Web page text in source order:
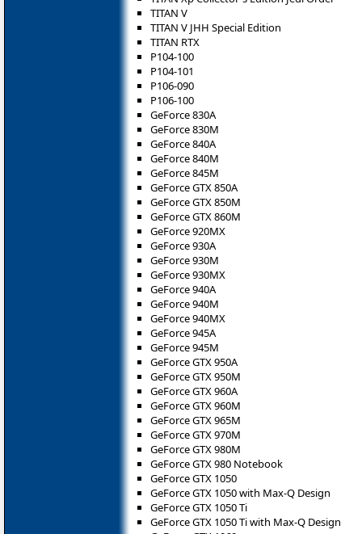
TITAN V
TITAN V JHH Special Edition
TITAN RTX
P104-100
P104-101
P106-090
P106-100
GeForce 830A
GeForce 830M
GeForce 840A
GeForce 840M
GeForce 845M
GeForce GTX 850A
GeForce GTX 850M
GeForce GTX 860M
GeForce 920MX
GeForce 930A
GeForce 930M
GeForce 930MX
GeForce 940A
GeForce 940M
GeForce 940MX
GeForce 945A
GeForce 945M
GeForce GTX 950A
GeForce GTX 950M
GeForce GTX 960A
GeForce GTX 960M
GeForce GTX 965M
GeForce GTX 970M
GeForce GTX 980M
GeForce GTX 980 Notebook
GeForce GTX 1050
GeForce GTX 1050 with Max-Q Design
GeForce GTX 1050 Ti
GeForce GTX 1050 Ti with Max-Q Design